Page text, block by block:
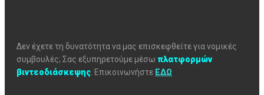
Δεν έχετε τη δυνατότητα να μας επισκεφθείτε για νομικές
συμβουλές; Σας εξυπηρετούμε μέσω πλατφορμών
βιντεοδιάσκεψης Επικοινωνήστε ΕΔΩ